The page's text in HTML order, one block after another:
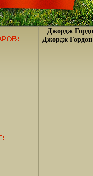
Джордж
Джордж Гордон